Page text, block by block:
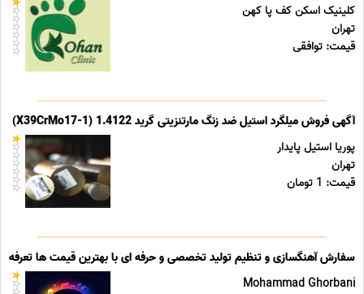
کلینیک اسکن کف پا کهن
تهران
قیمت: توافقی
آگهی فروش میلگرد استیل ضد زنگ مارتنزیتی گرید 1.4122 (X39CrMo17-1)
پوریا استیل پایدار
تهران
قیمت: 1 تومان
سفارش آهنگسازی و تنظیم تولید تخصصی و حرفه ای با بهترین قیمت ها تعرفه
Mohammad Ghorbani